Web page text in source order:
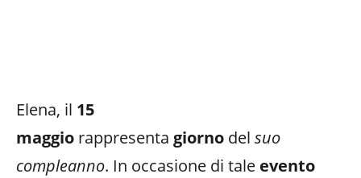
Elena, il 15
maggio rappresenta giorno del suo
compleanno. In occasione di tale evento